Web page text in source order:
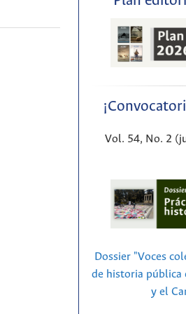
Vol. 54, No. 2
Dossier "Voces
de historia pública
y el